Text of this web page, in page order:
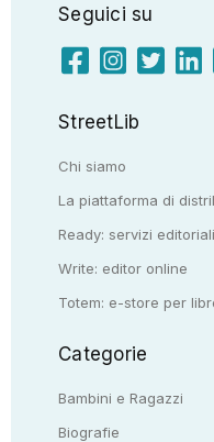
Seguici su
StreetLib
Chi siamo
La piattaforma di
Ready: servizi editoriali
Write: editor online
Totem: e-store per
Categorie
Bambini e Ragazzi
Biografie